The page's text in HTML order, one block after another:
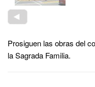
Prosiguen las obras del
la Sagrada Familia.